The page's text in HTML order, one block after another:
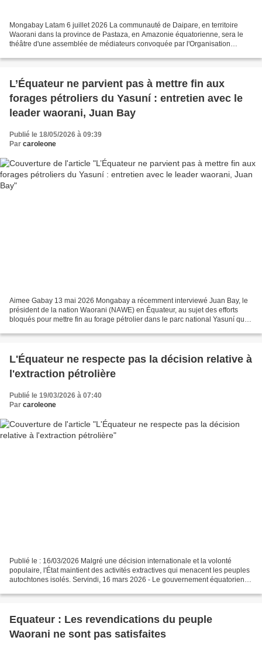
Mongabay Latam 6 juillet 2026 La communauté de Daipare, en territoire
Waorani dans la province de Pastaza, en Amazonie équatorienne, sera le
théâtre d'une assemblée de médiateurs convoquée par l'Organisation
L’Équateur ne parvient pas à mettre fin aux
forages pétroliers du Yasuní : entretien avec le
leader waorani, Juan Bay
Publié le 18/05/2026 à 09:39
Par caroleone
Aimee Gabay 13 mai 2026 Mongabay a récemment interviewé Juan Bay, le
président de la nation Waorani (NAWE) en Équateur, au sujet des efforts
bloqués pour mettre fin au forage pétrolier dans le parc national Yasuní qui
L'Équateur ne respecte pas la décision relative à
l'extraction pétrolière
Publié le 19/03/2026 à 07:40
Par caroleone
Publié le : 16/03/2026 Malgré une décision internationale et la volonté
populaire, l'État maintient des activités extractives qui menacent les peuples
autochtones isolés. Servindi, 16 mars 2026 - Le gouvernement équatorien a
Equateur : Les revendications du peuple
Waorani ne sont pas satisfaites